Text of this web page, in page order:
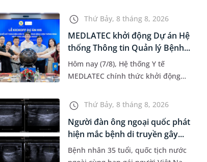
Thứ Bảy, 8 tháng 8, 2026
MEDLATEC khởi động Dự án Hệ
thống Thông tin Quản lý Bệnh...
Hôm nay (7/8), Hệ thống Y tế
MEDLATEC chính thức khởi động
Bệnh viện (HIS - Hospital
Information System) giai đoạn mới.
Dự á...
Thứ Bảy, 8 tháng 8, 2026
Người đàn ông ngoại quốc phát
hiện mắc bệnh di truyền gây...
Bệnh nhân 35 tuổi, quốc tịch nước